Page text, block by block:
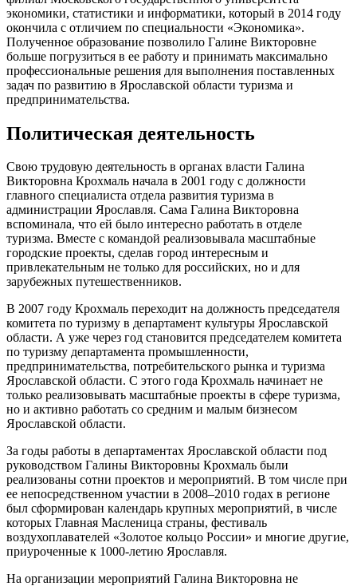
экономики, статистики и информатики, который в 2014 году
окончила с отличием по специальности «Экономика».
Полученное образование позволило Галине Викторовне
больше погрузиться в ее работу и принимать максимально
профессиональные решения для выполнения поставленных
задач по развитию в Ярославской области туризма и
предпринимательства.
Политическая деятельность
Свою трудовую деятельность в органах власти Галина
Викторовна Крохмаль начала в 2001 году с должности
главного специалиста отдела развития туризма в
администрации Ярославля. Сама Галина Викторовна
вспоминала, что ей было интересно работать в отделе
туризма. Вместе с командой реализовывала масштабные
городские проекты, сделав город интересным и
привлекательным не только для российских, но и для
зарубежных путешественников.
В 2007 году Крохмаль переходит на должность председателя
комитета по туризму в департамент культуры Ярославской
области. А уже через год становится председателем комитета
по туризму департамента промышленности,
предпринимательства, потребительского рынка и туризма
Ярославской области. С этого года Крохмаль начинает не
только реализовывать масштабные проекты в сфере туризма,
но и активно работать со средним и малым бизнесом
Ярославской области.
За годы работы в департаментах Ярославской области под
руководством Галины Викторовны Крохмаль были
реализованы сотни проектов и мероприятий. В том числе при
ее непосредственном участии в 2008–2010 годах в регионе
был сформирован календарь крупных мероприятий, в числе
которых Главная Масленица страны, фестиваль
воздухоплавателей «Золотое кольцо России» и многие другие,
приуроченные к 1000-летию Ярославля.
На организации мероприятий Галина Викторовна не